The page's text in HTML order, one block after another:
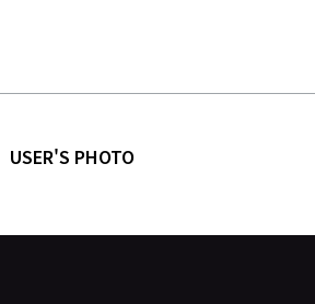
USER'S PHOTO